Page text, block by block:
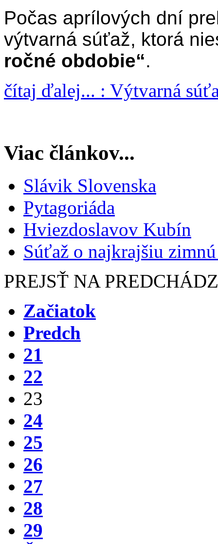
Počas aprílových dní
výtvarná súťaž, ktorá
ročné obdobie“.
čítaj ďalej... : Výtvarná
Viac článkov...
Slávik Slovenska
Pytagoriáda
Hviezdoslavov Kubín
Súťaž o najkrajšiu
PREJSŤ NA
Začiatok
Predch
21
22
23
24
25
26
27
28
29